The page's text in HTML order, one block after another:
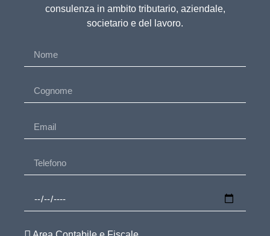
consulenza in ambito tributario, aziendale,
societario e del lavoro.